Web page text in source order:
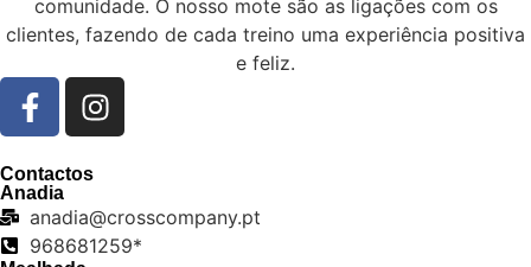
comunidade. O nosso mote são as ligações com os
clientes, fazendo de cada treino uma experiência positiva
e feliz.
Contactos
Anadia
anadia@crosscompany.pt
968681259*